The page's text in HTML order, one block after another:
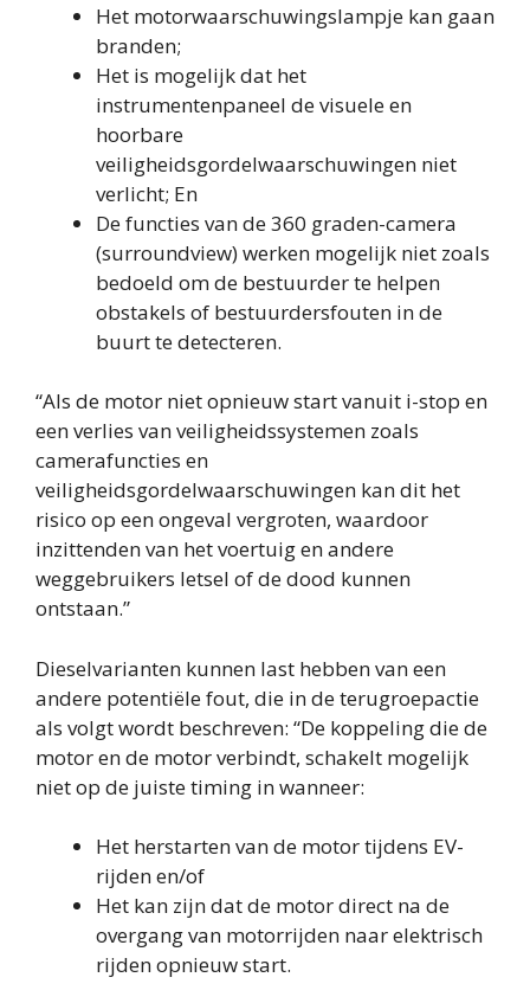
Het motorwaarschuwingslampje kan gaan
branden;
Het is mogelijk dat het
instrumentenpaneel de visuele en
hoorbare
veiligheidsgordelwaarschuwingen niet
verlicht; En
De functies van de 360 ​​graden-camera
(surroundview) werken mogelijk niet zoals
bedoeld om de bestuurder te helpen
obstakels of bestuurdersfouten in de
buurt te detecteren.
“Als de motor niet opnieuw start vanuit i-stop en
een verlies van veiligheidssystemen zoals
camerafuncties en
veiligheidsgordelwaarschuwingen kan dit het
risico op een ongeval vergroten, waardoor
inzittenden van het voertuig en andere
weggebruikers letsel of de dood kunnen
ontstaan.”
Dieselvarianten kunnen last hebben van een
andere potentiële fout, die in de terugroepactie
als volgt wordt beschreven: “De koppeling die de
motor en de motor verbindt, schakelt mogelijk
niet op de juiste timing in wanneer:
Het herstarten van de motor tijdens EV-
rijden en/of
Het kan zijn dat de motor direct na de
overgang van motorrijden naar elektrisch
rijden opnieuw start.